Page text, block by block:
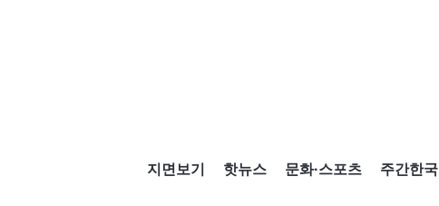
지면보기 핫뉴스 문화·스포츠 주간한국